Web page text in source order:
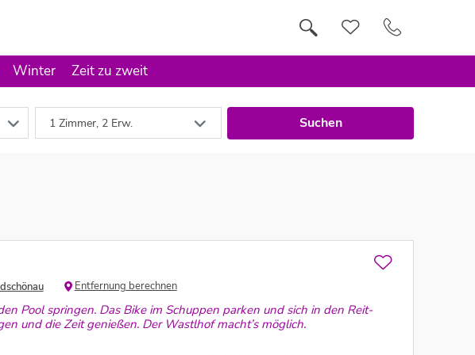
Winter Zeit zu zweit
1 Zimmer, 2 Erw. Suchen
Entfernung berechnen
Pool springen. Das Bike im Schuppen parken und sich in den Reit-
und die Zeit genießen. Der Wastlhof macht’s möglich.